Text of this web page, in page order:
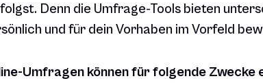
Denn die Umfrage-Tools bieten
und für dein Vorhaben im Vorfeld
Umfragen können für folgende Zwecke